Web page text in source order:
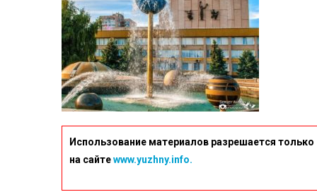
Использование материалов разрешается
на сайтеwww.yuzhny.info.